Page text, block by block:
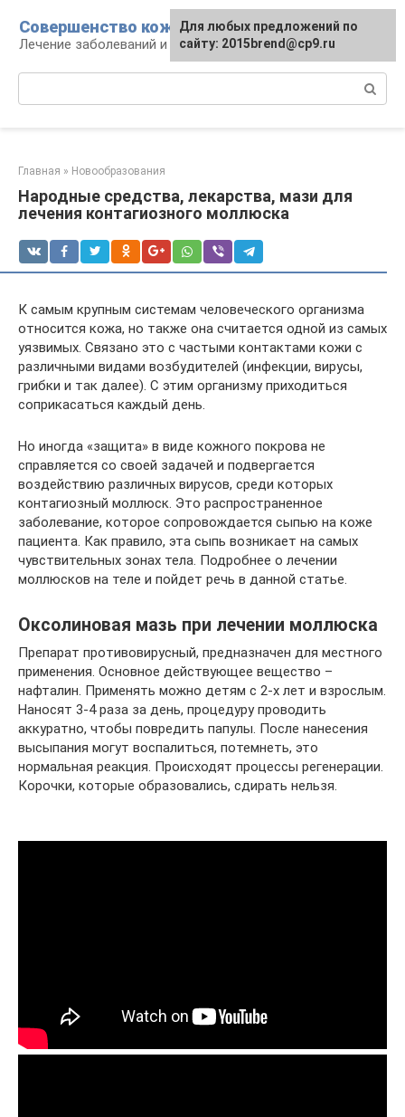
контенту
Совершенство кожи
Лечение заболеваний и уход за кожей
Главная » Новообразования
Народные средства, лекарства, мази для
лечения контагиозного моллюска
К самым крупным системам человеческого организма
относится кожа, но также она считается одной из самых
уязвимых. Связано это с частыми контактами кожи с
различными видами возбудителей (инфекции, вирусы,
грибки и так далее). С этим организму приходиться
соприкасаться каждый день.
Но иногда «защита» в виде кожного покрова не
справляется со своей задачей и подвергается
воздействию различных вирусов, среди которых
контагиозный моллюск. Это распространенное
заболевание, которое сопровождается сыпью на коже
пациента. Как правило, эта сыпь возникает на самых
чувствительных зонах тела. Подробнее о лечении
моллюсков на теле и пойдет речь в данной статье.
Оксолиновая мазь при лечении моллюска
Препарат противовирусный, предназначен для местного
применения. Основное действующее вещество –
нафталин. Применять можно детям с 2-х лет и взрослым.
Наносят 3-4 раза за день, процедуру проводить
аккуратно, чтобы повредить папулы. После нанесения
высыпания могут воспалиться, потемнеть, это
нормальная реакция. Происходят процессы регенерации.
Корочки, которые образовались, сдирать нельзя.
Для любых предложений по
сайту: 2015brend@cp9.ru